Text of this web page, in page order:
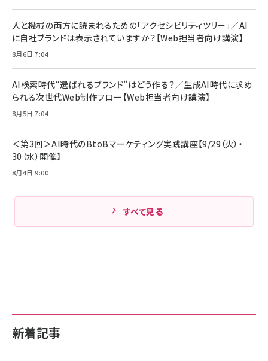
新着記事
人と機械の両方に読まれるための「アクセシビリティツリー」／AI
に自社ブランドは表示されていますか？【Web担当者向け講演】
8月6日 7:04
AI検索時代“選ばれるブランド”はどう作る？／生成AI時代に求め
られる次世代Web制作フロー【Web担当者向け講演】
8月5日 7:04
＜第3回＞AI時代のBtoBマーケティング実践講座【9/29（火）・
30（水）開催】
8月4日 9:00
すべて見る